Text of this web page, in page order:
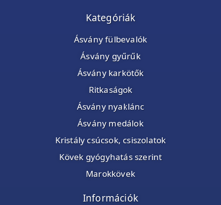
Kategóriák
Ásvány fülbevalók
Ásvány gyűrűk
Ásvány karkötők
Ritkaságok
Ásvány nyaklánc
Ásvány medálok
Kristály csúcsok, csiszolatok
Kövek gyógyhatás szerint
Marokkövek
Információk